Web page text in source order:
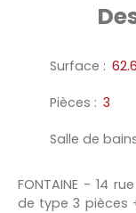
Surface :
Pièces : 3
Salle de
FONTAINE - 14
de type 3 pièces